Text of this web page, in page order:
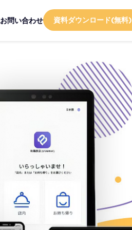
お問い合わせ 資料ダウンロード(無料)